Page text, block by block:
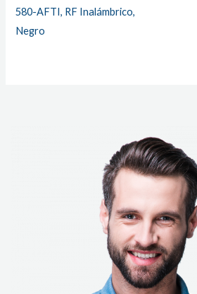
580-AFTI, RF Inalámbrico,
Negro